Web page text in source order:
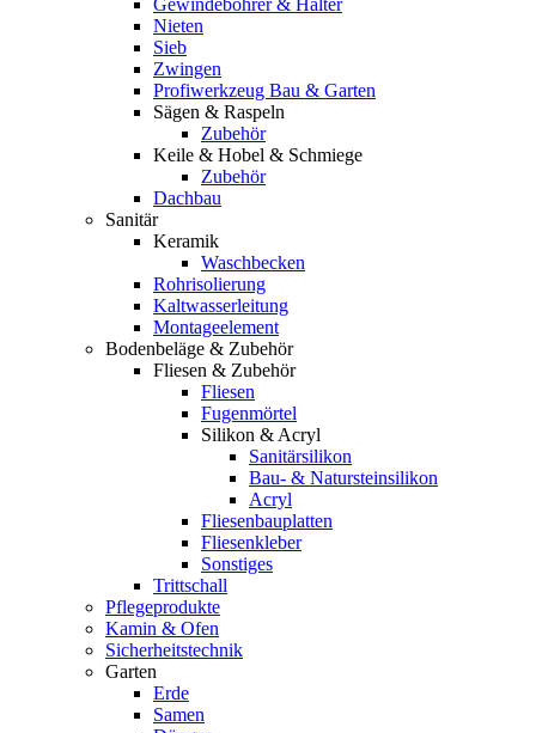
Gewindebohrer & Halter
Nieten
Sieb
Zwingen
Profiwerkzeug Bau & Garten
Sägen & Raspeln
Zubehör
Keile & Hobel & Schmiege
Zubehör
Dachbau
Sanitär
Keramik
Waschbecken
Rohrisolierung
Kaltwasserleitung
Montageelement
Bodenbeläge & Zubehör
Fliesen & Zubehör
Fliesen
Fugenmörtel
Silikon & Acryl
Sanitärsilikon
Bau- & Natursteinsilikon
Acryl
Fliesenbauplatten
Fliesenkleber
Sonstiges
Trittschall
Pflegeprodukte
Kamin & Ofen
Sicherheitstechnik
Garten
Erde
Samen